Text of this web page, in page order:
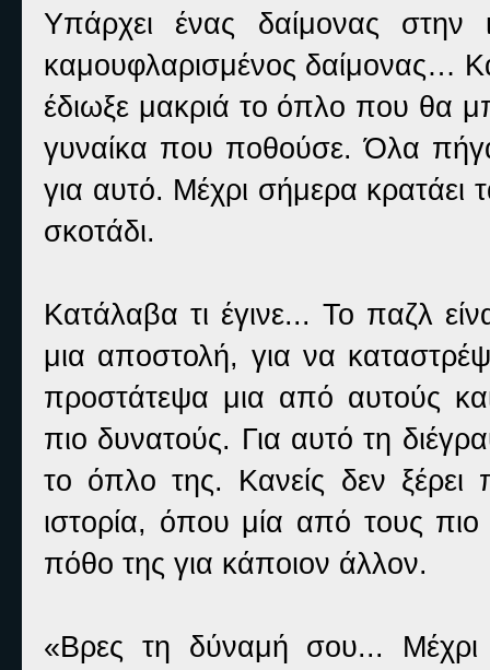
Υπάρχει ένας δαίμονας
καμουφλαρισμένος δαίμονας…
έδιωξε μακριά το όπλο που θα
γυναίκα που ποθούσε. Όλα
για αυτό. Μέχρι σήμερα
σκοτάδι.
Κατάλαβα τι έγινε... Το παζλ
μια αποστολή, για να
προστάτεψα μια από αυτούς
πιο δυνατούς. Για αυτό τη
το όπλο της. Κανείς δεν ξέρει
ιστορία, όπου μία από τους πιο
πόθο της για κάποιον άλλον.
«Βρες τη δύναμή σου... Μέχρι